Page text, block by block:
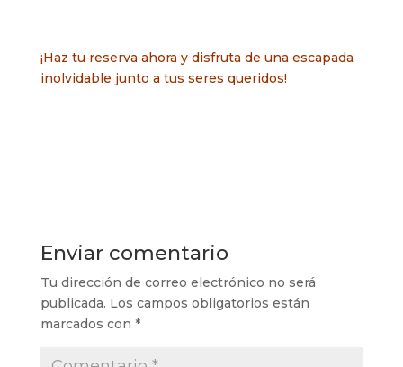
¡Haz tu reserva ahora y disfruta de una escapada
inolvidable junto a tus seres queridos!
Enviar comentario
Tu dirección de correo electrónico no será
publicada. Los campos obligatorios están
marcados con *